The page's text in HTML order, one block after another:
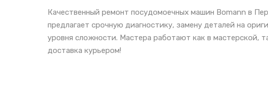
Качественный ремонт посудомоечных машин Bomann в
предлагает срочную диагностику, замену деталей на
уровня сложности. Мастера работают как в мастерской,
доставка курьером!